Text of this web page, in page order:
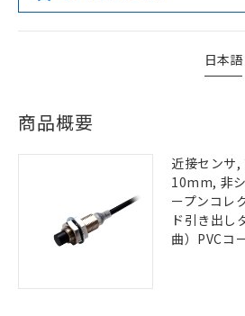
日本語
商品概要
近接センサ
10mm, 非
ープンコレ
ド引き出し
曲）PVCコ